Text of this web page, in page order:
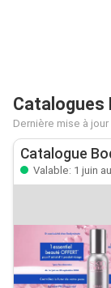
Catalogues
Dernière mise à
Catalogue
Valable: 1 juin